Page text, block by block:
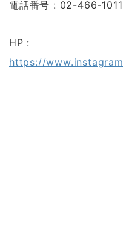
電話番号 : 02-466-1011
HP :
https://